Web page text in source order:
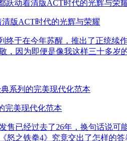
版ACT时代的光辉与荣耀
终于在今年苏醒，推出了正统续
，因为即便是像我这样三十多岁
完美现代化范本
售已经过去了26年，换句话说
怒之铁拳4》究竟交出了怎样的